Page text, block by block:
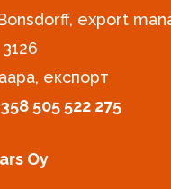
export
експорт
505 522 275
Oy